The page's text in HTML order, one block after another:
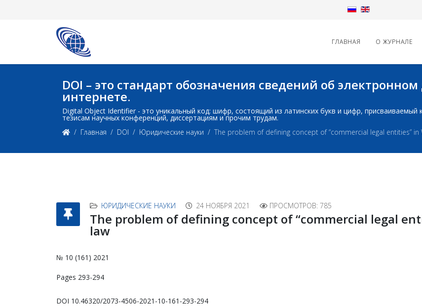
ГЛАВНАЯ О ЖУРНАЛЕ
DOI – это стандарт обозначения сведений об
интернете.
Digital Object Identifier - это уникальный код: шифр, состоящий из латинских букв и цифр,
тезисам научных конференций, диссертациям и прочим трудам.
Главная
DOI Юридические науки The problem of defining concept of “commercial legal entities”
ЮРИДИЧЕСКИЕ НАУКИ 24 НОЯБРЯ 2021 ПРОСМОТРОВ: 785
The problem of defining concept of “commercial legal
law
№ 10 (161) 2021
Pages 293-294
DOI 10.46320/2073-4506-2021-10-161-293-294